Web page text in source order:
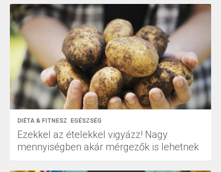
DIÉTA & FITNESZ EGÉSZSÉG
Ezekkel az ételekkel vigyázz! Nagy
mennyiségben akár mérgezők is lehetnek